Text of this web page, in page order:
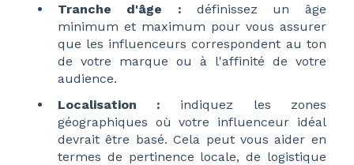
Tranche d'âge :définissez un âge
minimum et maximum pour vous assurer
que les influenceurs correspondent au ton
de votre marque ou à l'affinité de votre
audience.
Localisation : indiquez les zones
géographiques où votre influenceur idéal
devrait être basé. Cela peut vous aider en
termes de pertinence locale, de logistique